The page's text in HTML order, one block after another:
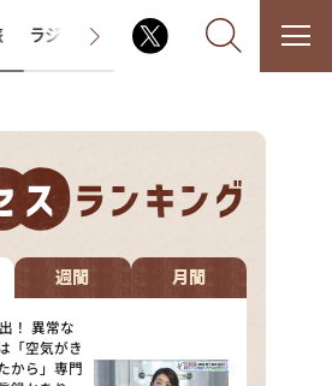
・岡村の過ぎるTV
堂
談なんですけど・・・
密着トークバラエティ！
ラジオ番組 その他
週間 月間
！ 異常な
「空気がき
から」専門